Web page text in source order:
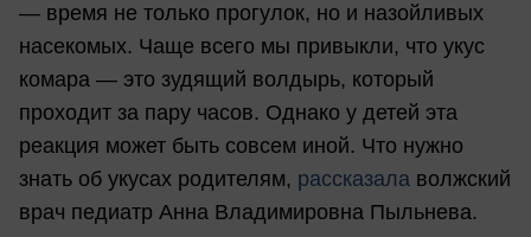
— время не только прогулок, но и назойливых
насекомых. Чаще всего мы привыкли, что укус
комара — это зудящий волдырь, который
проходит за пару часов. Однако у детей эта
реакция может быть совсем иной. Что нужно
знать об укусах родителям, рассказала волжский
врач педиатр Анна Владимировна Пыльнева.